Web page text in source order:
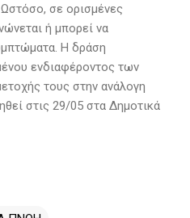
σε ορισμένες
ή μπορεί να
Η δράση
ενδιαφέροντος των
τους στην ανάλογη
στις 29/05 στα Δημοτικά